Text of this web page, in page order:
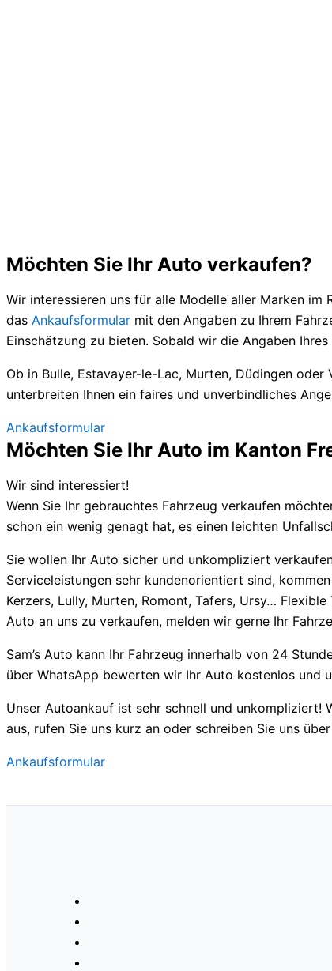
Möchten Sie Ihr Auto verkaufen?
Wir interessieren uns für alle Modelle aller Marken im
das Ankaufsformular mit den Angaben zu Ihrem
Einschätzung zu bieten. Sobald wir die Angaben
Ob in Bulle, Estavayer-le-Lac, Murten, Düdingen
unterbreiten Ihnen ein faires und unverbindliches
Ankaufsformular
Möchten Sie Ihr Auto im Kanton
Wir sind interessiert!
Wenn Sie Ihr gebrauchtes Fahrzeug verkaufen
schon ein wenig genagt hat, es einen leichten
Sie wollen Ihr Auto sicher und unkompliziert
Serviceleistungen sehr kundenorientiert sind,
Kerzers, Lully, Murten, Romont, Tafers, Ursy…
Auto an uns zu verkaufen, melden wir gerne Ihr
Sam’s Auto kann Ihr Fahrzeug innerhalb von 24
über WhatsApp bewerten wir Ihr Auto kostenlos und
Unser Autoankauf ist sehr schnell und unkompliziert!
aus, rufen Sie uns kurz an oder schreiben Sie uns
Ankaufsformular